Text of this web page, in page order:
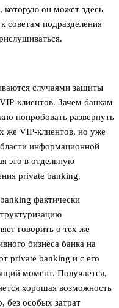
которую он может здесь
советам подразделения
случаями защиты
клиентов. Зачем банкам
попробовать развернуть
же VIP-клиентов, но уже
информационной
это в отдельную
private banking.
фактически
говорить о тех же
бизнеса банка на
private banking и с его
момент. Получается,
хорошая возможность
без особых затрат